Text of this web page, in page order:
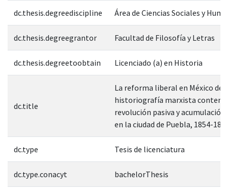
dc.thesis.degreediscipline Área de Ciencias Sociales y
dc.thesis.degreegrantor Facultad de Filosofía y Letras
dc.thesis.degreetoobtain Licenciado (a) en Historia
dc.title
La reforma liberal en México
historiografía marxista
revolución pasiva y
en la ciudad de Puebla, 1854-
dc.type Tesis de licenciatura
dc.type.conacyt bachelorThesis